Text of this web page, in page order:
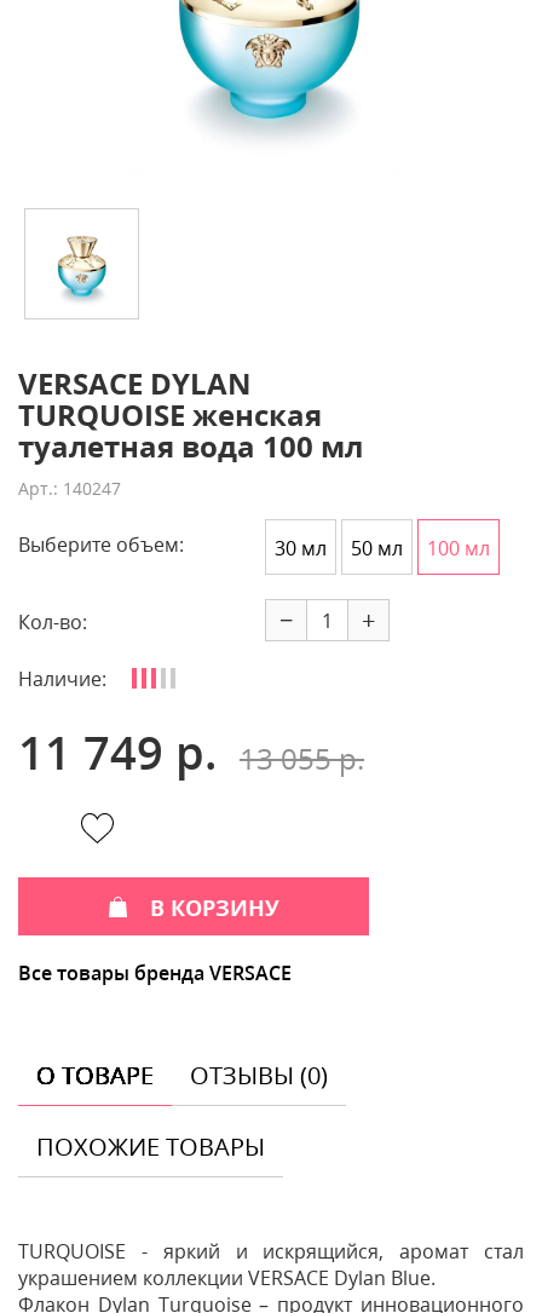
VERSACE DYLAN
TURQUOISE женская
туалетная вода 100 мл
Арт.: 140247
Выберите объем: 30 мл 50 мл 100 мл
Кол-во: − +
Наличие:
11 749 р. 13 055 р.
В КОРЗИНУ
Все товары бренда VERSACE
О ТОВАРЕ ОТЗЫВЫ (0)
ПОХОЖИЕ ТОВАРЫ
TURQUOISE - яркий и искрящийся, аромат стал
украшением коллекции VERSACE Dylan Blue.
Флакон Dylan Turquoise – продукт инновационного